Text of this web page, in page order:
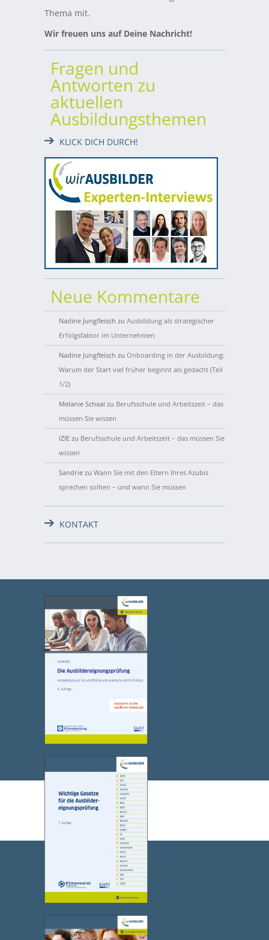
Thema mit.
Wir freuen uns auf Deine Nachricht!
Fragen und
Antworten zu
aktuellen
Ausbildungsthemen
KLICK DICH DURCH!
Neue Kommentare
Nadine Jungfleisch zu Ausbildung als strategischer
Erfolgsfaktor im Unternehmen
Nadine Jungfleisch zu Onboarding in der Ausbildung:
Warum der Start viel früher beginnt als gedacht (Teil
1/2)
Melanie Schaal zu Berufsschule und Arbeitszeit – das
müssen Sie wissen
IZIE zu Berufsschule und Arbeitszeit – das müssen Sie
wissen
Sandrie zu Wann Sie mit den Eltern Ihres Azubis
sprechen sollten – und wann Sie müssen
KONTAKT